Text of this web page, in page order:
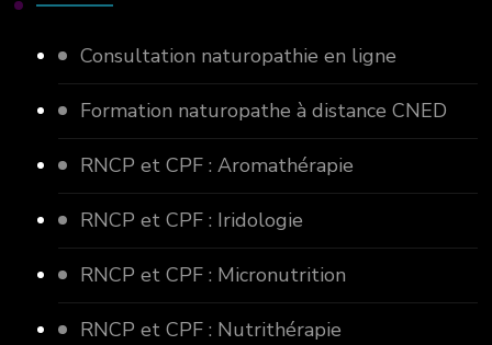
Consultation naturopathie en ligne
Formation naturopathe à distance CNED
RNCP et CPF : Aromathérapie
RNCP et CPF : Iridologie
RNCP et CPF : Micronutrition
RNCP et CPF : Nutrithérapie